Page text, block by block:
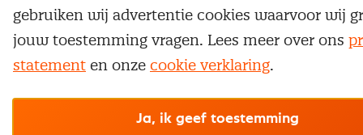
gebruiken wij advertentie cookies waarvoor wij
jouw toestemming vragen. Lees meer over ons
statement en onze cookie verklaring.
Ja, ik geef toestemming